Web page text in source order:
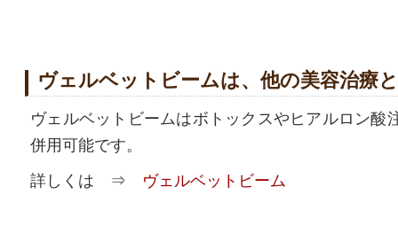
ヴェルベットビームは、他の美容治療
ヴェルベットビームはボトックスやヒアルロン酸
併用可能です。
詳しくは ⇒ ヴェルベットビーム